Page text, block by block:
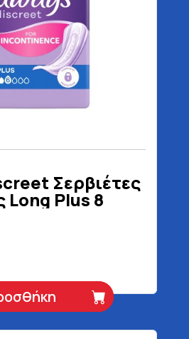
Σερβιέτες
Long Plus 8